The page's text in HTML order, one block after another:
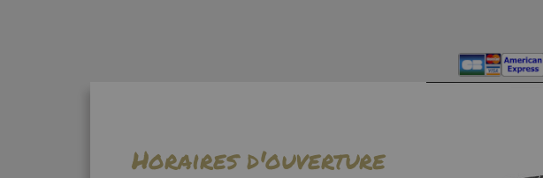
Horaires d'ouverture